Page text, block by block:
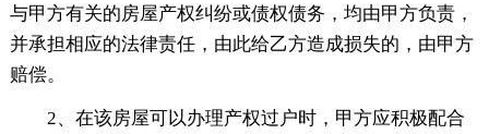
与甲方有关的房屋产权纠纷或债权债务，均由甲方负责，
并承担相应的法律责任，由此给乙方造成损失的，由甲方
赔偿。
2、在该房屋可以办理产权过户时，甲方应积极配合